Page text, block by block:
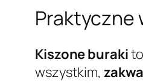
Praktyczne
Kiszone buraki
wszystkim,